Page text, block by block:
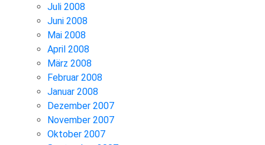
Juli 2008
Juni 2008
Mai 2008
April 2008
März 2008
Februar 2008
Januar 2008
Dezember 2007
November 2007
Oktober 2007